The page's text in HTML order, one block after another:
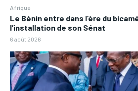
Afrique
Le Bénin entre dans l’ère du
l’installation de son Sénat
6 août 2026